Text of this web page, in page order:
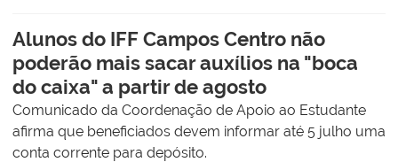
Alunos do IFF Campos Centro não
poderão mais sacar auxílios na "boca
do caixa" a partir de agosto
Comunicado da Coordenação de Apoio ao Estudante
afirma que beneficiados devem informar até 5 julho uma
conta corrente para depósito.